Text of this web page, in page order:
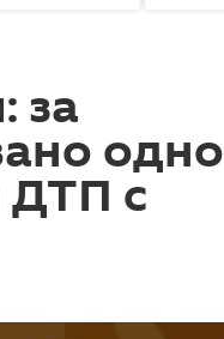
за
одно
ДТП с